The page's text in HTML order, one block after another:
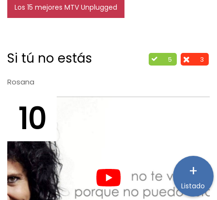
Los 15 mejores MTV Unplugged
5 3
Si tú no estás
Rosana
10
+
Listado